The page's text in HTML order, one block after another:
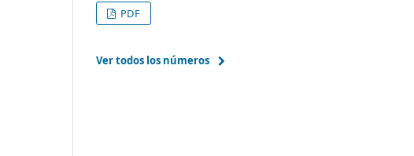
PDF
Ver todos los números